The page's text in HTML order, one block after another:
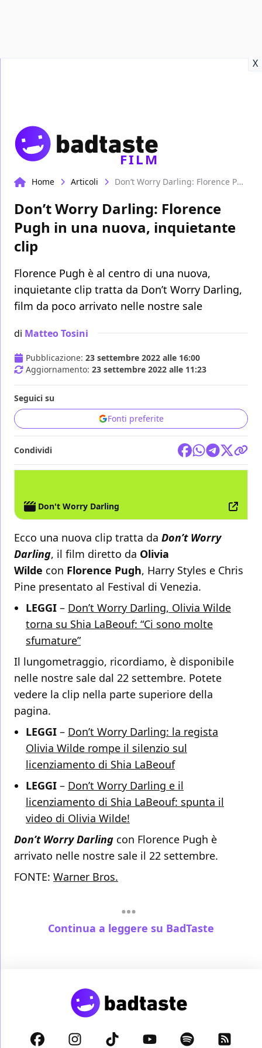
X
FILM
Home Articoli Don’t Worry Darling: Florence Pugh in una nuova, inquietante clip
Don’t Worry Darling: Florence
Pugh in una nuova, inquietante
clip
Florence Pugh è al centro di una nuova,
inquietante clip tratta da Don’t Worry Darling,
film da poco arrivato nelle nostre sale
di Matteo Tosini
Pubblicazione: 23 settembre 2022 alle 16:00
Aggiornamento: 23 settembre 2022 alle 11:23
Seguici su
Fonti preferite
Condividi
Don't Worry Darling
Ecco una nuova clip tratta da Don’t Worry
Darling, il film diretto da Olivia
Wilde con Florence Pugh, Harry Styles e Chris
Pine presentato al Festival di Venezia.
LEGGI – Don’t Worry Darling, Olivia Wilde
torna su Shia LaBeouf: “Ci sono molte
sfumature”
Il lungometraggio, ricordiamo, è disponibile
nelle nostre sale dal 22 settembre. Potete
vedere la clip nella parte superiore della
pagina.
LEGGI – Don’t Worry Darling: la regista
Olivia Wilde rompe il silenzio sul
licenziamento di Shia LaBeouf
LEGGI – Don’t Worry Darling e il
licenziamento di Shia LaBeouf: spunta il
video di Olivia Wilde!
Don’t Worry Darling con Florence Pugh è
arrivato nelle nostre sale il 22 settembre.
FONTE: Warner Bros.
Continua a leggere su BadTaste